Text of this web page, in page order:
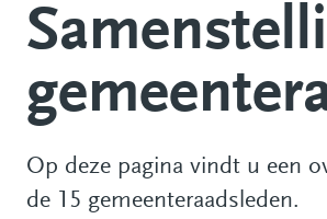
Op deze pagina vindt u een
de 15 gemeenteraadsleden.